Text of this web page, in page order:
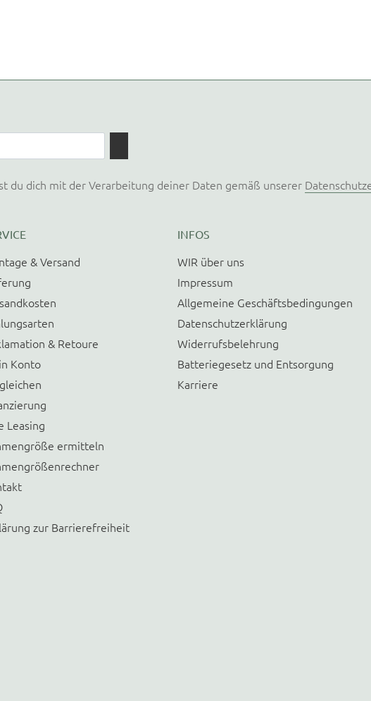
du dich mit der Verarbeitung deiner Daten gemäß unserer
& Versand
& Retoure
Konto
Leasing
ermitteln
zur Barrierefreiheit
INFOS
WIR über uns
Impressum
Allgemeine Geschäftsbedingungen
Datenschutzerklärung
Widerrufsbelehrung
Batteriegesetz und Entsorgung
Karriere